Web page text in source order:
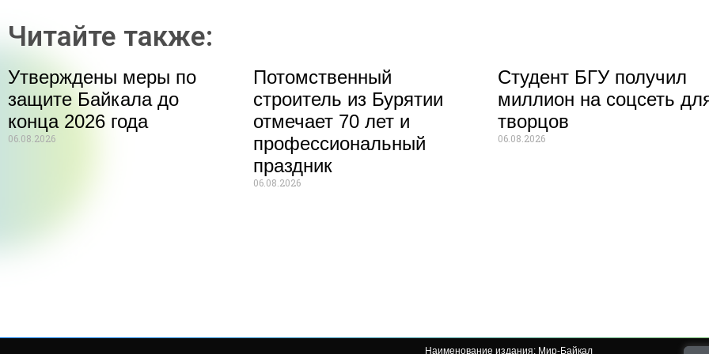
Читайте также:
Утверждены меры по
защите Байкала до
конца 2026 года
06.08.2026
Потомственный
строитель из Бурятии
отмечает 70 лет и
профессиональный
праздник
06.08.2026
Студент БГУ получил
миллион на соцсеть
творцов
06.08.2026
Наименование издания: Мир-Байкал